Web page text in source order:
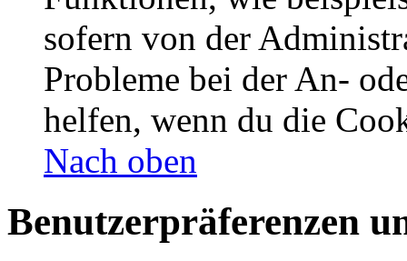
sofern von der
Probleme bei der An-
helfen, wenn du die
Nach oben
Benutzerpräferenzen